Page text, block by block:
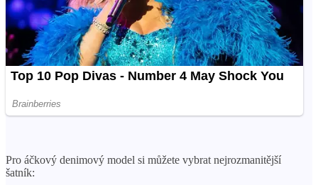
Pro áčkový denimový model si můžete vybrat nejrozmanitější
šatník: